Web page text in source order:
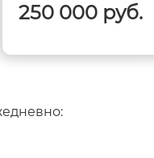
250 000 руб.